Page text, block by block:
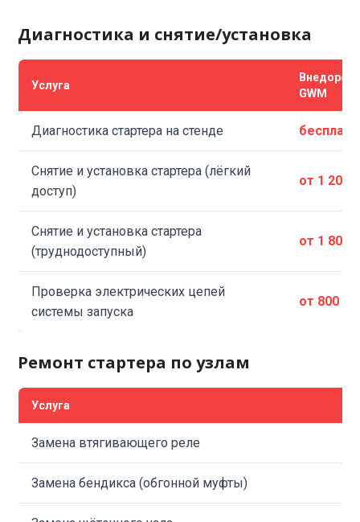
Диагностика и снятие/установка
Услуга
GWM
Диагностика стартера на стенде
Снятие и установка стартера (лёгкий
доступ)
от 1 200
Снятие и установка стартера
(труднодоступный)
от 1 800
Проверка электрических цепей
системы запуска
от 800 ₽
Ремонт стартера по узлам
Услуга
Замена втягивающего реле
Замена бендикса (обгонной муфты)